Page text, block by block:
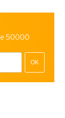
50000
OK